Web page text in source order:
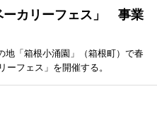
ーカリーフェス」 事業
「箱根小涌園」（箱根町）で春
フェス」を開催する。